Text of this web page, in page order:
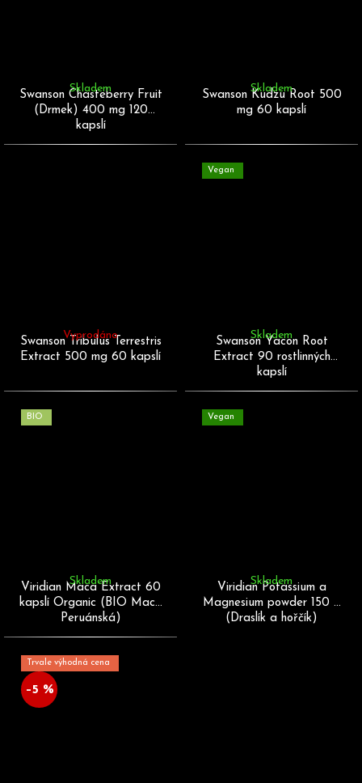
Swanson Chasteberry Fruit
(Drmek) 400 mg 120
kapslí
Skladem
Swanson Kudzu Root 500
mg 60 kapslí
Skladem
Swanson Tribulus Terrestris
Extract 500 mg 60 kapslí
Vyprodáno
Vegan
Swanson Yacon Root
Extract 90 rostlinných
kapslí
Skladem
BIO
Viridian Maca Extract 60
kapslí Organic (BIO Maca
Peruánská)
Skladem
Vegan
Viridian Potassium a
Magnesium powder 150 g
(Draslík a hořčík)
Skladem
Trvale výhodná cena
–5 %